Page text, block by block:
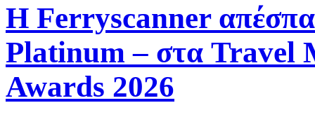
Η Ferryscanner
Platinum – στα Travel
Awards 2026